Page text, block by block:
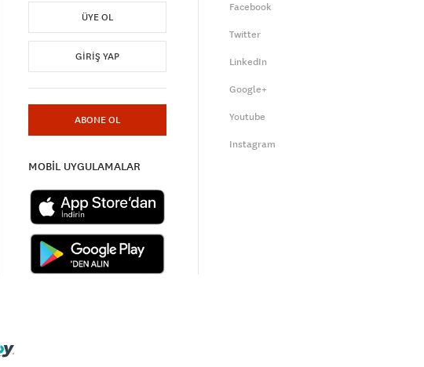
ÜYE OL
GIRIŞ YAP
ABONE OL
MOBİL UYGULAMALAR
Facebook
Twitter
LinkedIn
Google+
Youtube
Instagram